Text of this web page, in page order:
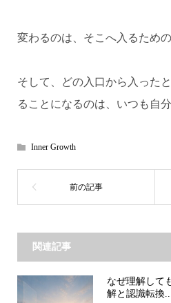
変わるのは、そこへ入るため
そして、どの入口から入った
ることになるのは、いつも自分
Inner Growth
関連記事
なぜ理解して
解と認識転換...